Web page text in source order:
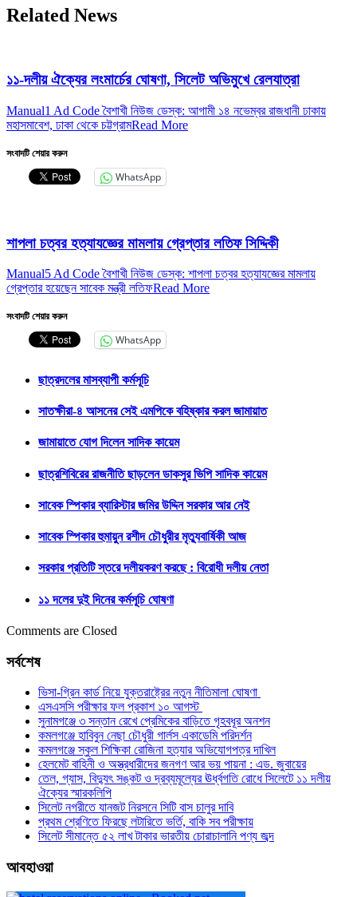
Related News
১১-দলীয় ঐক্যের লংমার্চের ঘোষণা, সিলেট অভিমুখে রেলযাত্রা
Manual1 Ad Code বৈশাখী নিউজ ডেস্ক: আগামী ১৪ নভেম্বর রাজধানী ঢাকায়
মহাসমাবেশ, ঢাকা থেকে চট্টগ্রামRead More
সংবাদটি শেয়ার করুন
WhatsApp
শাপলা চত্বর হত্যাযজ্ঞের মামলায় গ্রেপ্তার লতিফ সিদ্দিকী
Manual5 Ad Code বৈশাখী নিউজ ডেস্ক: শাপলা চত্বর হত্যাযজ্ঞের মামলায়
গ্রেপ্তার হয়েছেন সাবেক মন্ত্রী লতিফRead More
সংবাদটি শেয়ার করুন
WhatsApp
ছাত্রদলের মাসব্যাপী কর্মসূচি
সাতক্ষীরা-৪ আসনের সেই এমপিকে বহিষ্কার করল জামায়াত
জামায়াতে যোগ দিলেন সাদিক কায়েম
ছাত্রশিবিরের রাজনীতি ছাড়লেন ডাকসুর ভিপি সাদিক কায়েম
সাবেক স্পিকার ব্যারিস্টার জমির উদ্দিন সরকার আর নেই
সাবেক স্পিকার হুমায়ুন রশীদ চৌধুরীর মৃত্যুবার্ষিকী আজ
সরকার প্রতিটি স্তরে দলীয়করণ করছে : বিরোধী দলীয় নেতা
১১ দলের দুই দিনের কর্মসূচি ঘোষণা
Comments are Closed
সর্বশেষ
ভিসা-গ্রিন কার্ড নিয়ে যুক্তরাষ্ট্রের নতুন নীতিমালা ঘোষণা
এসএসসি পরীক্ষার ফল প্রকাশ ১০ আগস্ট
সুনামগঞ্জে ৩ সন্তান রেখে প্রেমিকের বাড়িতে গৃহবধূর অনশন
কমলগঞ্জে হাবিবুন নেছা চৌধুরী গার্লস একাডেমি পরিদর্শন
কমলগঞ্জে স্কুল শিক্ষিকা রোজিনা হত্যার অভিযোগপত্র দাখিল
হেলমেট বাহিনী ও অস্ত্রধারীদের জনগণ আর ভয় পায়না : এড. জুবায়ের
তেল, গ্যাস, বিদ্যুৎ সঙ্কট ও দ্রব্যমূল্যের ঊর্ধ্বগতি রোধে সিলেটে ১১ দলীয়
ঐক্যের স্মারকলিপি
সিলেট নগরীতে যানজট নিরসনে সিটি বাস চালুর দাবি
প্রথম শ্রেণিতে ফিরছে লটারিতে ভর্তি, বাকি সব পরীক্ষায়
সিলেট সীমান্তে ৫২ লাখ টাকার ভারতীয় চোরাচালানি পণ্য জব্দ
আবহাওয়া